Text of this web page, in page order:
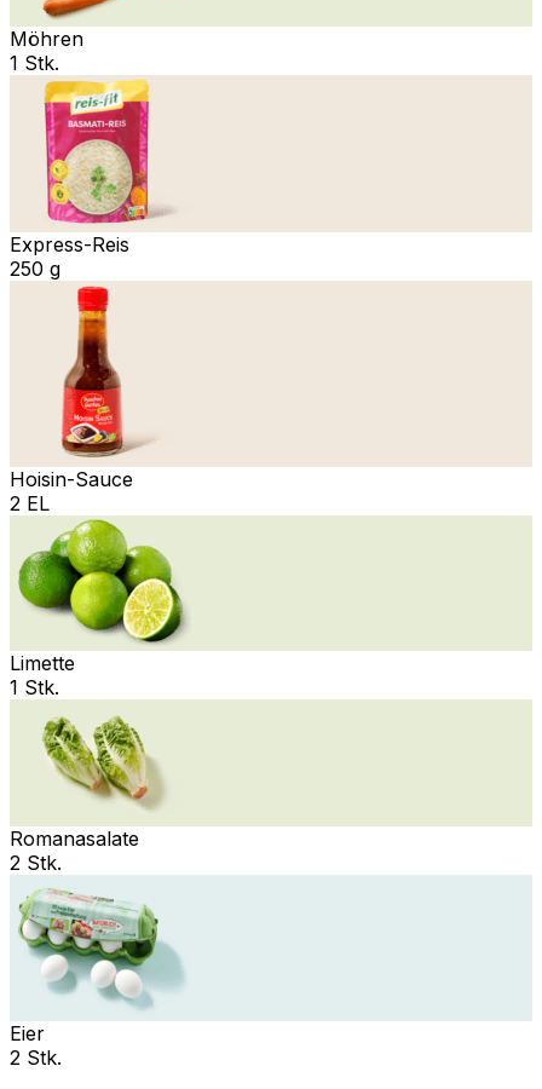
Möhren
1 Stk.
Express-Reis
250 g
Hoisin-Sauce
2 EL
Limette
1 Stk.
Romanasalate
2 Stk.
Eier
2 Stk.